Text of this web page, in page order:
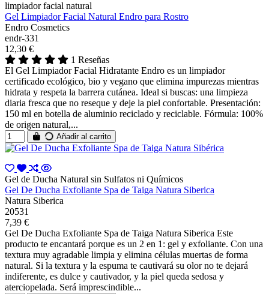
limpiador facial natural
Gel Limpiador Facial Natural Endro para Rostro
Endro Cosmetics
endr-331
12,30 €
1 Reseñas
El Gel Limpiador Facial Hidratante Endro es un limpiador
certificado ecológico, bio y vegano que elimina impurezas mientras
hidrata y respeta la barrera cutánea. Ideal si buscas: una limpieza
diaria fresca que no reseque y deje la piel confortable. Presentación:
150 ml en botella de aluminio reciclado y reciclable. Fórmula: 100%
de origen natural,...
Añadir al carrito
Gel de Ducha Natural sin Sulfatos ni Químicos
Gel De Ducha Exfoliante Spa de Taiga Natura Siberica
Natura Siberica
20531
7,39 €
Gel De Ducha Exfoliante Spa de Taiga Natura Siberica Este
producto te encantará porque es un 2 en 1: gel y exfoliante. Con una
textura muy agradable limpia y elimina células muertas de forma
natural. Si la textura y la espuma te cautivará su olor no te dejará
indiferente, es dulce y cautivador, y la piel queda sedosa y
aterciopelada. Será imprescindible...